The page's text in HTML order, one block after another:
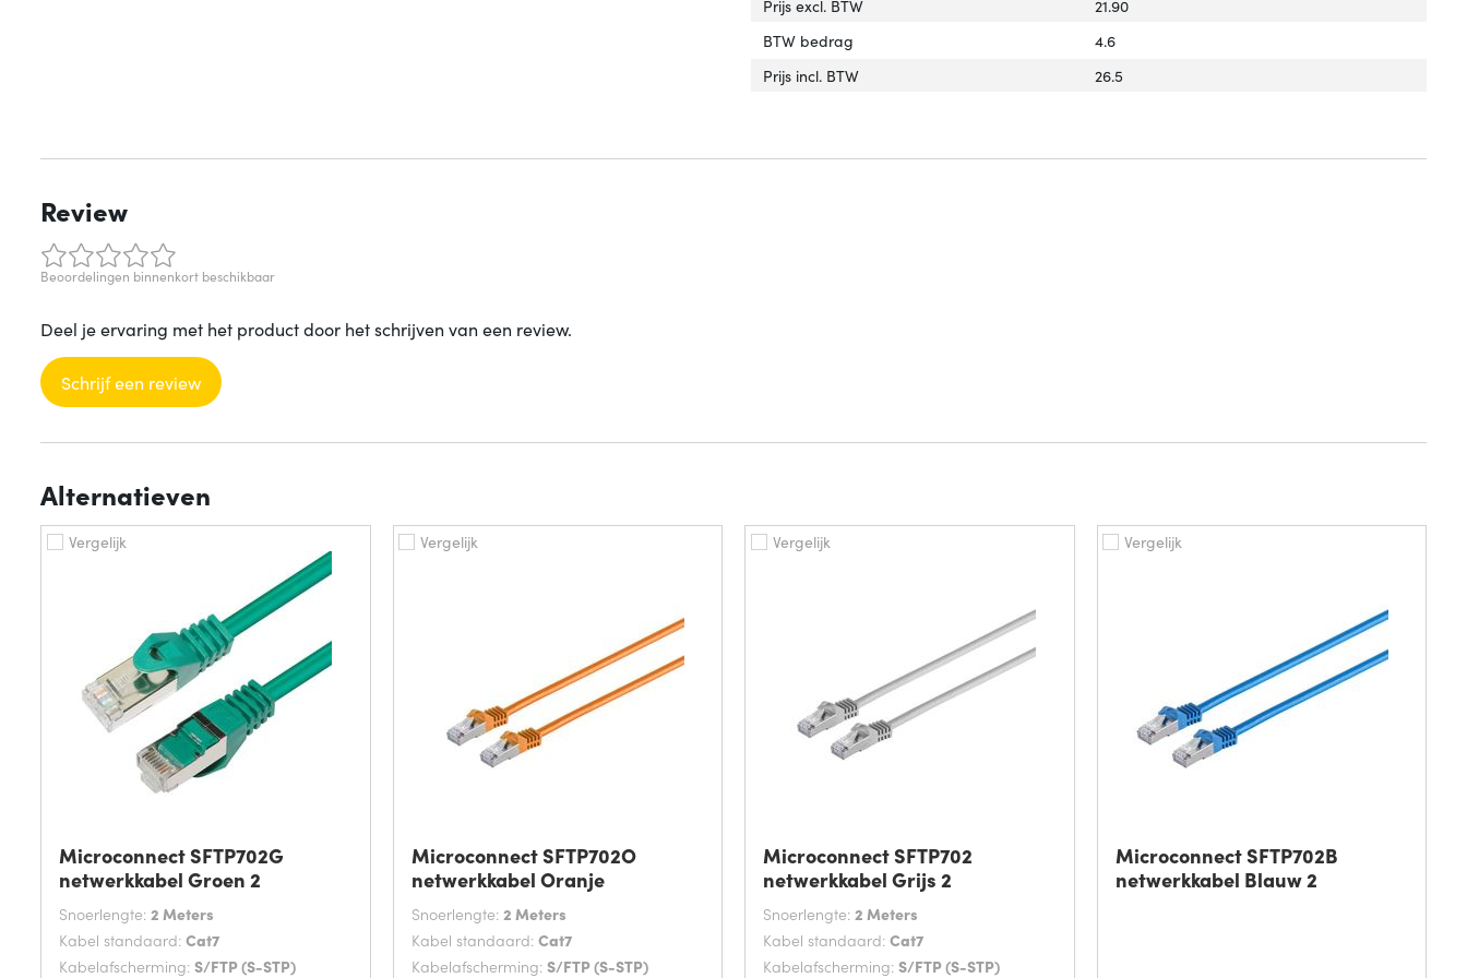
Prijs excl. BTW
21.90
BTW bedrag
4.6
Prijs incl. BTW
26.5
Review
Beoordelingen binnenkort beschikbaar
Deel je ervaring met het product door het schrijven van een review.
Schrijf een review
Alternatieven
Vergelijk
Microconnect SFTP702G
netwerkkabel Groen 2
Snoerlengte: 2 Meters
Kabel standaard: Cat7
Kabelafscherming: S/FTP (S-STP)
Vergelijk
Microconnect SFTP702O
netwerkkabel Oranje
Snoerlengte: 2 Meters
Kabel standaard: Cat7
Kabelafscherming: S/FTP (S-STP)
Vergelijk
Microconnect SFTP702
netwerkkabel Grijs 2
Snoerlengte: 2 Meters
Kabel standaard: Cat7
Kabelafscherming: S/FTP (S-STP)
Vergelijk
Microconnect SFTP702B
netwerkkabel Blauw 2